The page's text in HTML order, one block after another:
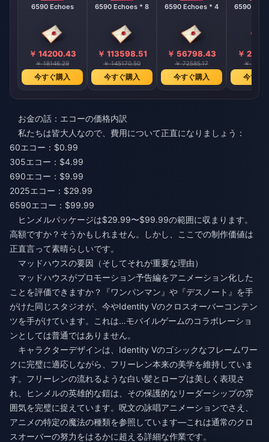
6590 Echoes
￥ 14200.43
￥ 18146.29
今すぐ購入
6590 Echoes * 8
￥ 113598.51
￥ 145170.50
今すぐ購入
6590 Echoes * 4
￥ 56798.43
￥ 72585.17
今すぐ購入
6590
￥
￥
今すぐ
お金の話：エコーの価格内訳
私たちは皆大人なので、費用について正直になりましょう：
60エコー：$0.99
305エコー：$4.99
690エコー：$9.99
2025エコー：$29.99
6590エコー：$99.99
ヒンメルパッケージは$29.99〜$99.99の範囲に収まります。
高額ですか？そうかもしれません。しかし、ここでの制作価値は
正直言って素晴らしいです。
マッドハウスの要因（そしてそれが重要な理由）
マッドハウスがプロモーション予告編をアニメーション化した
ことを評価できますか？『ワンパンマン』や『デスノート』を手
がけた同じスタジオが、今やIdentity Vのクロスオーバーコンテン
ツを手がけています。これは…モバイルゲームのコラボレーショ
ンとしては普通ではありません。
キャラクターデザインは、Identity Vのゴシックなフレームワー
クに完璧に適応しながら、フリーレン本来の美学を維持していま
す。フリーレンの流れるような白い髪とローブは美しく表現さ
れ、ヒンメルの英雄的な鎧は、その保護的なリーダーシップの雰
囲気を完璧に捉えています。呪文の詠唱アニメーションでさえ、
アニメの特定の魔法の種類を参照しています—これは通常のクロ
スオーバーの努力をはるかに超える詳細な作業です。